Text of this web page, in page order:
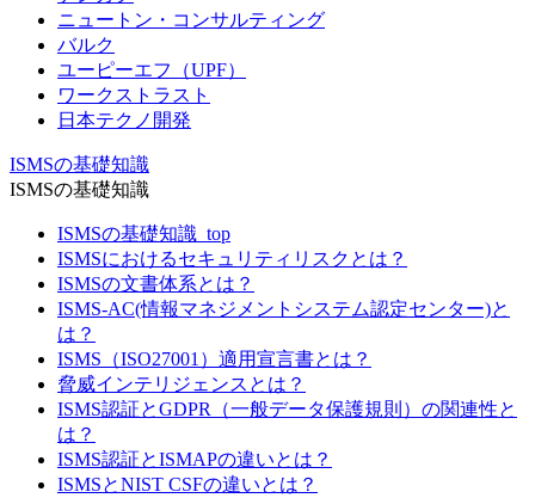
ニュートン・コンサルティング
バルク
ユーピーエフ（UPF）
ワークストラスト
日本テクノ開発
ISMSの基礎知識
ISMSの基礎知識
ISMSの基礎知識_top
ISMSにおけるセキュリティリスクとは？
ISMSの文書体系とは？
ISMS-AC(情報マネジメントシステム認定センター)と
は？
ISMS（ISO27001）適用宣言書とは？
脅威インテリジェンスとは？
ISMS認証とGDPR（一般データ保護規則）の関連性と
は？
ISMS認証とISMAPの違いとは？
ISMSとNIST CSFの違いとは？